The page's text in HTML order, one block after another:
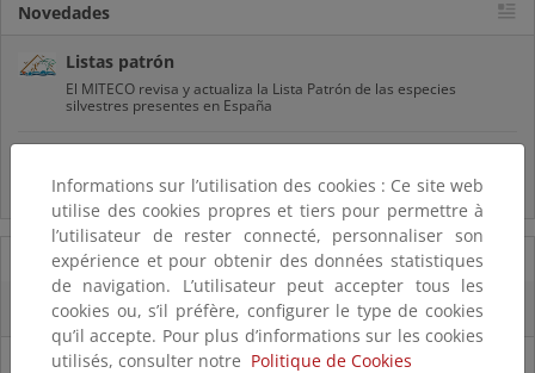
Novedades
Listas patrón
El MITECO revisa y actualiza la Lista Patrón de las especies
silvestres presentes en España
Acceso a los recursos genéticos y reparto de beneficios
07/08/2025
El censo de aves del Parque Nacional de las Tablas bate récords históricos
27/06/2025
Informations sur l’utilisation des cookies : Ce site web
utilise des cookies propres et tiers pour permettre à
l’utilisateur de rester connecté, personnaliser son
expérience et pour obtenir des données statistiques
de navigation. L’utilisateur peut accepter tous les
cookies ou, s’il préfère, configurer le type de cookies
qu’il accepte. Pour plus d’informations sur les cookies
utilisés, consulter notre Politique de Cookies